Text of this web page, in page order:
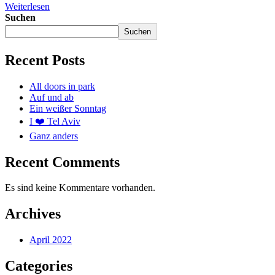
Weiterlesen
Suchen
Suchen
Recent Posts
All doors in park
Auf und ab
Ein weißer Sonntag
I ❤️ Tel Aviv
Ganz anders
Recent Comments
Es sind keine Kommentare vorhanden.
Archives
April 2022
Categories